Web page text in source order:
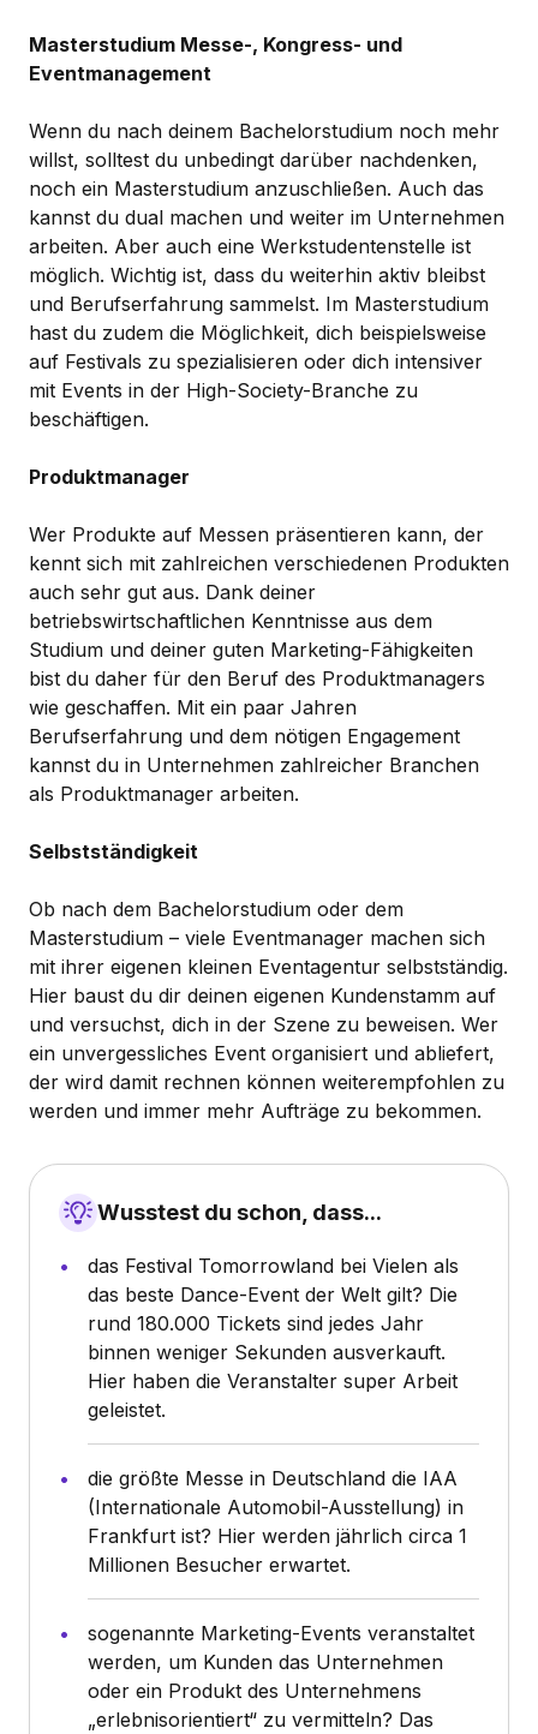
Masterstudium Messe-, Kongress- und
Eventmanagement
Wenn du nach deinem Bachelorstudium noch mehr
willst, solltest du unbedingt darüber nachdenken,
noch ein Masterstudium anzuschließen. Auch das
kannst du dual machen und weiter im Unternehmen
arbeiten. Aber auch eine Werkstudentenstelle ist
möglich. Wichtig ist, dass du weiterhin aktiv bleibst
und Berufserfahrung sammelst. Im Masterstudium
hast du zudem die Möglichkeit, dich beispielsweise
auf Festivals zu spezialisieren oder dich intensiver
mit Events in der High-Society-Branche zu
beschäftigen.
Produktmanager
Wer Produkte auf Messen präsentieren kann, der
kennt sich mit zahlreichen verschiedenen Produkten
auch sehr gut aus. Dank deiner
betriebswirtschaftlichen Kenntnisse aus dem
Studium und deiner guten Marketing-Fähigkeiten
bist du daher für den Beruf des Produktmanagers
wie geschaffen. Mit ein paar Jahren
Berufserfahrung und dem nötigen Engagement
kannst du in Unternehmen zahlreicher Branchen
als Produktmanager arbeiten.
Selbstständigkeit
Ob nach dem Bachelorstudium oder dem
Masterstudium – viele Eventmanager machen sich
mit ihrer eigenen kleinen Eventagentur selbstständig.
Hier baust du dir deinen eigenen Kundenstamm auf
und versuchst, dich in der Szene zu beweisen. Wer
ein unvergessliches Event organisiert und abliefert,
der wird damit rechnen können weiterempfohlen zu
werden und immer mehr Aufträge zu bekommen.
Wusstest du schon, dass...
das Festival Tomorrowland bei Vielen als
das beste Dance-Event der Welt gilt? Die
rund 180.000 Tickets sind jedes Jahr
binnen weniger Sekunden ausverkauft.
Hier haben die Veranstalter super Arbeit
geleistet.
die größte Messe in Deutschland die IAA
(Internationale Automobil-Ausstellung) in
Frankfurt ist? Hier werden jährlich circa 1
Millionen Besucher erwartet.
sogenannte Marketing-Events veranstaltet
werden, um Kunden das Unternehmen
oder ein Produkt des Unternehmens
„erlebnisorientiert“ zu vermitteln? Das